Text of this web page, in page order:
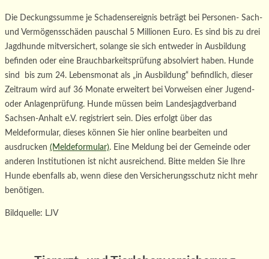
Die Deckungssumme je Schadensereignis beträgt bei Personen- Sach-
und Vermögensschäden pauschal 5 Millionen Euro. Es sind bis zu drei
Jagdhunde mitversichert, solange sie sich entweder in Ausbildung
befinden oder eine Brauchbarkeitsprüfung absolviert haben. Hunde
sind bis zum 24. Lebensmonat als „in Ausbildung“ befindlich, dieser
Zeitraum wird auf 36 Monate erweitert bei Vorweisen einer Jugend-
oder Anlagenprüfung. Hunde müssen beim Landesjagdverband
Sachsen-Anhalt e.V. registriert sein. Dies erfolgt über das
Meldeformular, dieses können Sie hier online bearbeiten und
ausdrucken (Meldeformular). Eine Meldung bei der Gemeinde oder
anderen Institutionen ist nicht ausreichend. Bitte melden Sie Ihre
Hunde ebenfalls ab, wenn diese den Versicherungsschutz nicht mehr
benötigen.
Bildquelle: LJV